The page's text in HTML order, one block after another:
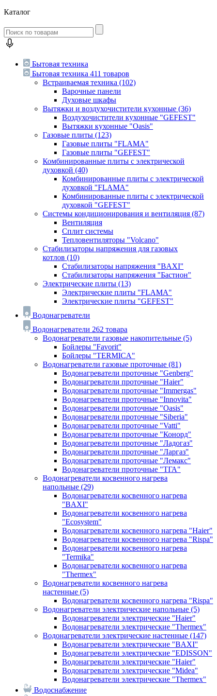
Каталог
Бытовая техника
Бытовая техника 411 товаров
Встраиваемая техника (102)
Варочные панели
Духовые шкафы
Вытяжки и воздухочистители кухонные (36)
Воздухочистители кухонные "GEFEST"
Вытяжки кухонные "Oasis"
Газовые плиты (123)
Газовые плиты "FLAMA"
Газовые плиты "GEFEST"
Комбинированные плиты с электрической
духовкой (40)
Комбинированные плиты с электрической
духовкой "FLAMA"
Комбинированные плиты с электрической
духовкой "GEFEST"
Системы кондиционирования и вентиляция (87)
Вентиляция
Сплит системы
Тепловентиляторы "Volcano"
Стабилизаторы напряжения для газовых
котлов (10)
Стабилизаторы напряжения "BAXI"
Стабилизаторы напряжения "Бастион"
Электрические плиты (13)
Электрические плиты "FLAMA"
Электрические плиты "GEFEST"
Водонагреватели
Водонагреватели 262 товара
Водонагреватели газовые накопительные (5)
Бойлеры "Favorit"
Бойлеры "TERMICA"
Водонагреватели газовые проточные (81)
Водонагреватели проточные "Genberg"
Водонагреватели проточные "Haier"
Водонагреватели проточные "Immergas"
Водонагреватели проточные "Innovita"
Водонагреватели проточные "Oasis"
Водонагреватели проточные "Siberia"
Водонагреватели проточные "Vatti"
Водонагреватели проточные "Конорд"
Водонагреватели проточные "Ладогаз"
Водонагреватели проточные "Ларгаз"
Водонагреватели проточные "Лемакс"
Водонагреватели проточные "ТГА"
Водонагреватели косвенного нагрева
напольные (29)
Водонагреватели косвенного нагрева
"BAXI"
Водонагреватели косвенного нагрева
"Ecosystem"
Водонагреватели косвенного нагрева "Haier"
Водонагреватели косвенного нагрева "Rispa"
Водонагреватели косвенного нагрева
"Termika"
Водонагреватели косвенного нагрева
"Thermex"
Водонагреватели косвенного нагрева
настенные (5)
Водонагреватели косвенного нагрева "Rispa"
Водонагреватели электрические напольные (5)
Водонагреватели электрические "Haier"
Водонагреватели электрические "Thermex"
Водонагреватели электрические настенные (147)
Водонагреватели электрические "BAXI"
Водонагреватели электрические "EDISSON"
Водонагреватели электрические "Haier"
Водонагреватели электрические "Midea"
Водонагреватели электрические "Thermex"
Водоснабжение